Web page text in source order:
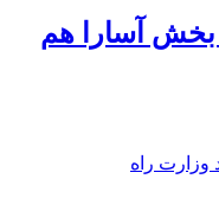
بخش آسارا هم